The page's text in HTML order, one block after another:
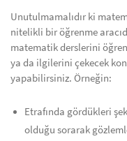
Unutulmamalıdır ki
nitelikli bir öğrenme
matematik derslerini
ya da ilgilerini çekecek
yapabilirsiniz. Örneğin:
Etrafında gördükleri
olduğu sorarak